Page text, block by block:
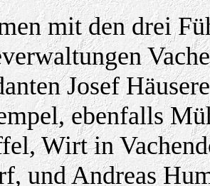
mit den drei
Josef
ebenfalls
Wirt in
und Andreas